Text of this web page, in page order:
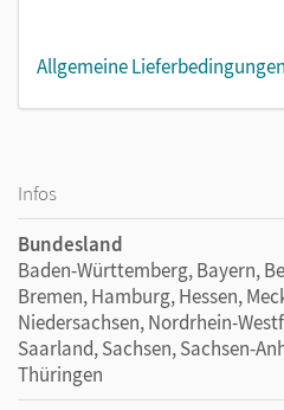
Allgemeine
Infos
Bundesland
Baden-Württemberg, Bayern,
Bremen, Hamburg, Hessen,
Niedersachsen, Nordrhein-
Saarland, Sachsen, Sachsen-
Thüringen